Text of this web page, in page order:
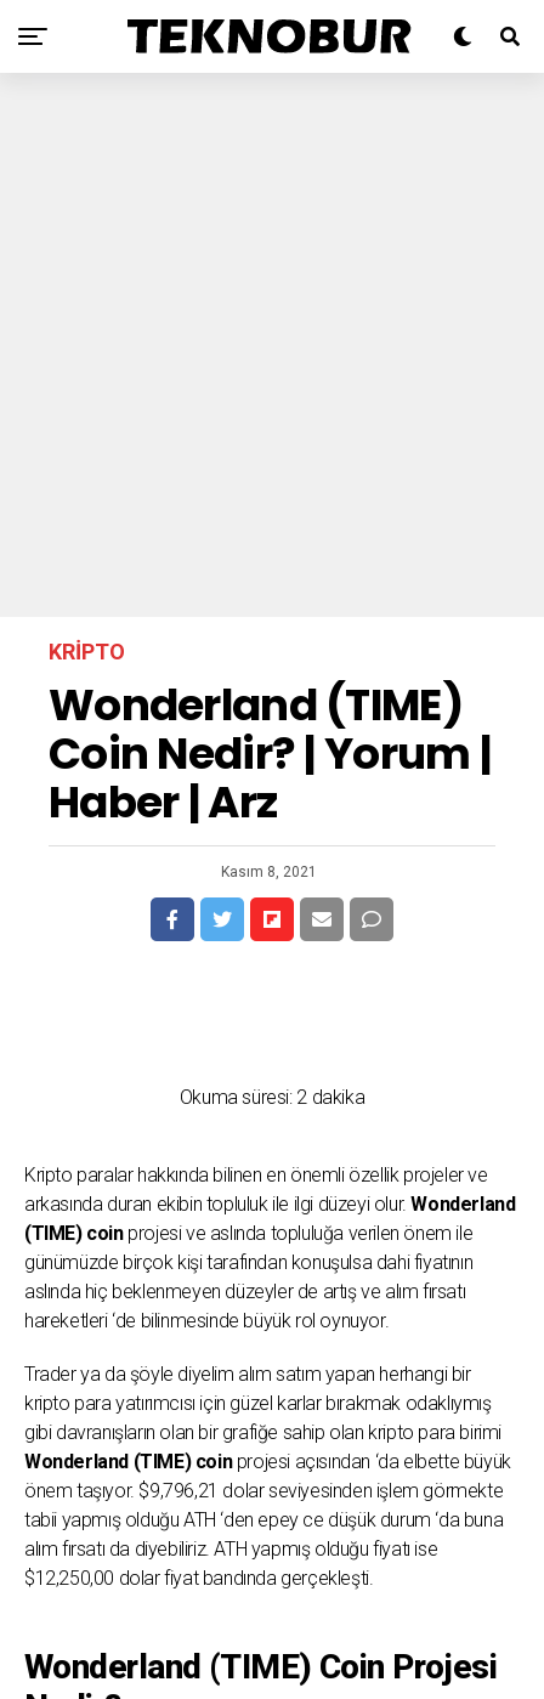
KRIPTO
Wonderland (TIME)
Coin Nedir? | Yorum |
Haber | Arz
Kasım 8, 2021
Okuma süresi: 2 dakika
Kripto paralar hakkında bilinen en önemli özellik projeler ve
arkasında duran ekibin topluluk ile ilgi düzeyi olur.Wonderland
(TIME) coin projesi ve aslında topluluğa verilen önem ile
günümüzde birçok kişi tarafından konuşulsa dahi fiyatının
aslında hiç beklenmeyen düzeyler de artış ve alım fırsatı
hareketleri ‘de bilinmesinde büyük rol oynuyor.
Trader ya da şöyle diyelim alım satım yapan herhangi bir
kripto para yatırımcısı için güzel karlar bırakmak odaklıymış
gibi davranışların olan bir grafiğe sahip olan kripto para birimi
Wonderland (TIME) coin projesi açısından ‘da elbette büyük
önem taşıyor. $9,796,21 dolar seviyesinden işlem görmekte
tabii yapmış olduğu ATH ‘den epey ce düşük durum ‘da buna
alım fırsatı da diyebiliriz. ATH yapmış olduğu fiyatı ise
$12,250,00 dolar fiyat bandında gerçekleşti.
Wonderland (TIME) Coin Projesi